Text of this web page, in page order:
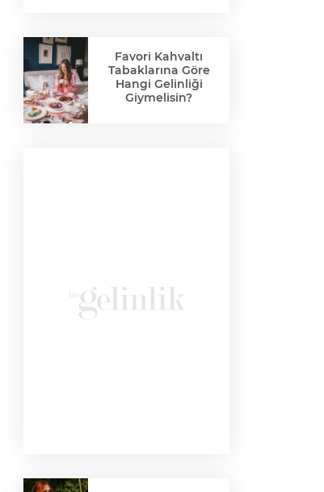
Favori Kahvaltı
Tabaklarına Göre
Hangi Gelinliği
Giymelisin?